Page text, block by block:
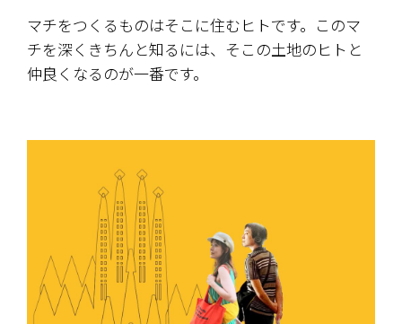
マチをつくるものはそこに住むヒトです。このマ
チを深くきちんと知るには、そこの土地のヒトと
仲良くなるのが一番です。